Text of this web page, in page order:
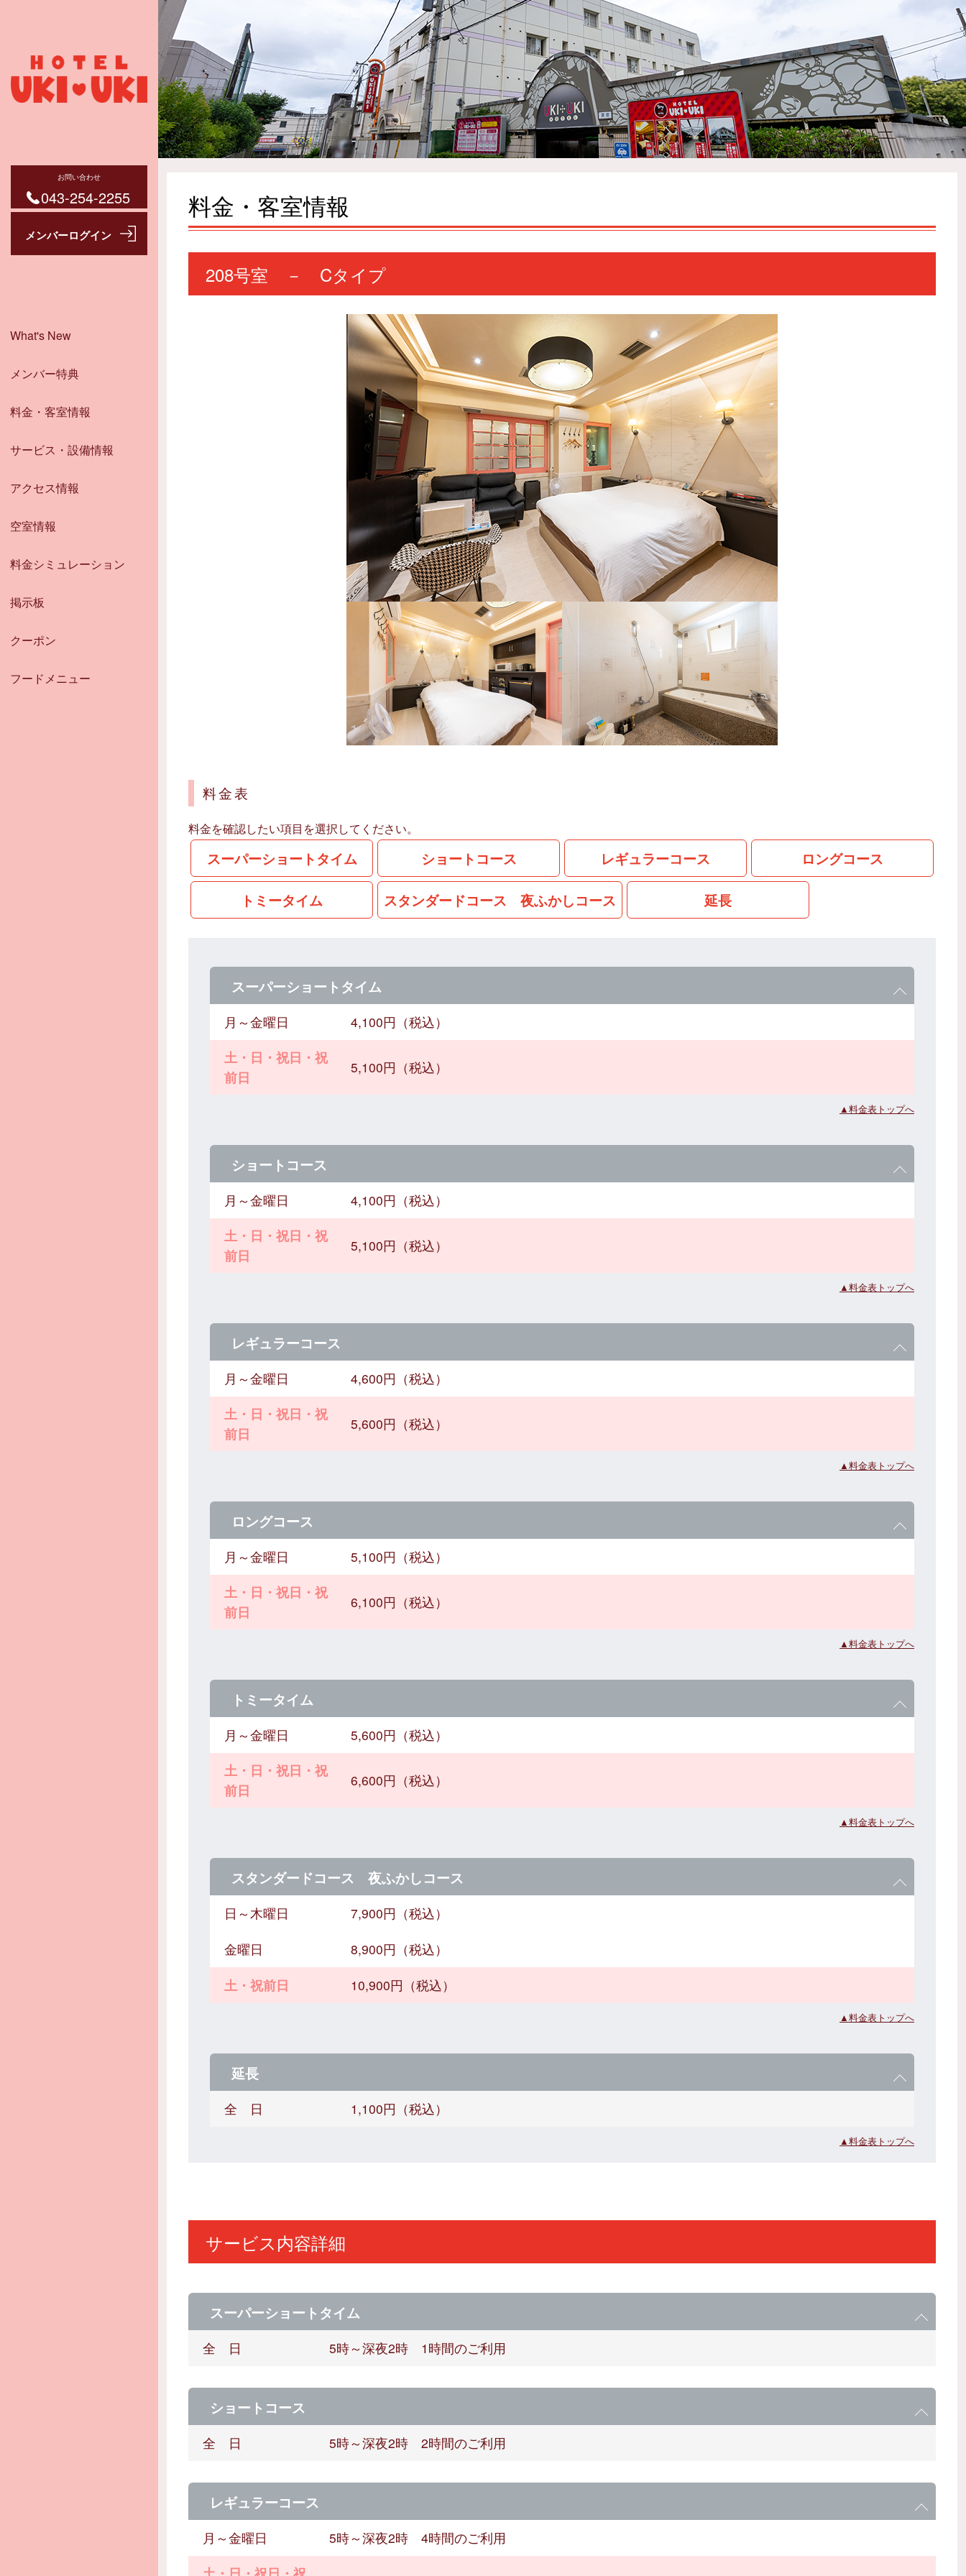
お問い合わせ
043-254-2255
What's New
メンバー特典
料金・客室情報
サービス・設備情報
アクセス情報
空室情報
料金シミュレーション
掲示板
クーポン
フードメニュー
料金・客室情報
208号室 － Cタイプ
料金表
料金を確認したい項目を選択してください。
スーパーショートタイム ショートコース レギュラーコース ロングコース
トミータイム スタンダードコース 夜ふかしコース 延長
スーパーショートタイム
月～金曜日
4,100円（税込）
土・日・祝日・祝
前日
5,100円（税込）
▲料金表トップへ
ショートコース
月～金曜日
4,100円（税込）
土・日・祝日・祝
前日
5,100円（税込）
▲料金表トップへ
レギュラーコース
月～金曜日
4,600円（税込）
土・日・祝日・祝
前日
5,600円（税込）
▲料金表トップへ
ロングコース
月～金曜日
5,100円（税込）
土・日・祝日・祝
前日
6,100円（税込）
▲料金表トップへ
トミータイム
月～金曜日
5,600円（税込）
土・日・祝日・祝
前日
6,600円（税込）
▲料金表トップへ
スタンダードコース 夜ふかしコース
日～木曜日
7,900円（税込）
金曜日
8,900円（税込）
土・祝前日
10,900円（税込）
▲料金表トップへ
延長
全 日 1,100円（税込）
▲料金表トップへ
サービス内容詳細
スーパーショートタイム
全 日 5時～深夜2時 1時間のご利用
ショートコース
全 日 5時～深夜2時 2時間のご利用
レギュラーコース
月～金曜日
5時～深夜2時 4時間のご利用